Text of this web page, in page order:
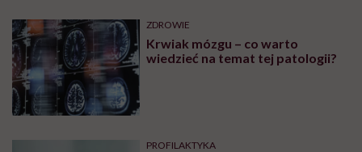
ZDROWIE
Krwiak mózgu – co warto
wiedzieć na temat tej patologii?
PROFILAKTYKA